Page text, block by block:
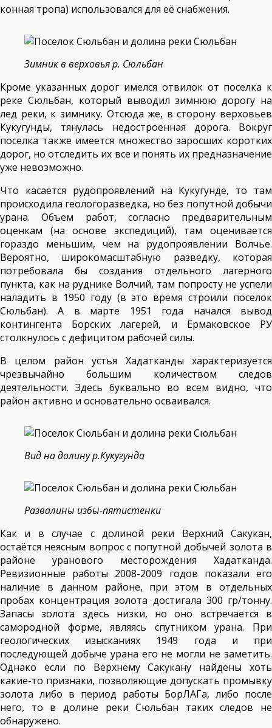
конная тропа) использовался для её снабжения.
Зимник в верховья р. Сюльбан
Кроме указанных дорог имелся отвилок от поселка к
реке Сюльбан, который выводил зимнюю дорогу на
лед реки, к зимнику. Отсюда же, в сторону верховьев
Кукугунды, тянулась недостроенная дорога. Вокруг
поселка также имеется множество заросших коротких
дорог, но отследить их все и понять их предназначение
уже невозможно.
Что касается рудопроявлений на Кукугунде, то там
происходила геологоразведка, но без попутной добычи
урана. Объем работ, согласно предварительным
оценкам (на основе экспедиций), там оценивается
гораздо меньшим, чем на рудопроявлении Волчье.
Вероятно, широкомасштабную разведку, которая
потребовала бы создания отдельного лагерного
пункта, как на руднике Волчий, там попросту не успели
наладить в 1950 году (в это время строили поселок
Сюльбан). А в марте 1951 года начался вывод
контингента Борских лагерей, и Ермаковское РУ
столкнулось с дефицитом рабочей силы.
В целом район устья Хадатканды характеризуется
чрезвычайно большим количеством следов
деятельности. Здесь буквально во всем видно, что
район активно и основательно осваивался.
Вид на долину р.Кукугунда
Развалины избы-пятистенки
Как и в случае с долиной реки Верхний Сакукан,
остаётся неясным вопрос с попутной добычей золота в
районе уранового месторождения Хадатканда.
Ревизионные работы 2008-2009 годов показали его
наличие в данном районе, при этом в отдельных
пробах концентрация золота достигала 300 гр/тонну.
Запасы золота здесь низки, но оно встречается в
самородной форме, являясь спутником урана. При
геологических изысканиях 1949 года и при
последующей добыче урана его не могли не заметить.
Однако если по Верхнему Сакукану найдены хоть
какие-то признаки, позволяющие допускать промывку
золота либо в период работы БорЛАГа, либо после
него, то в долине реки Сюльбан таких следов не
обнаружено.